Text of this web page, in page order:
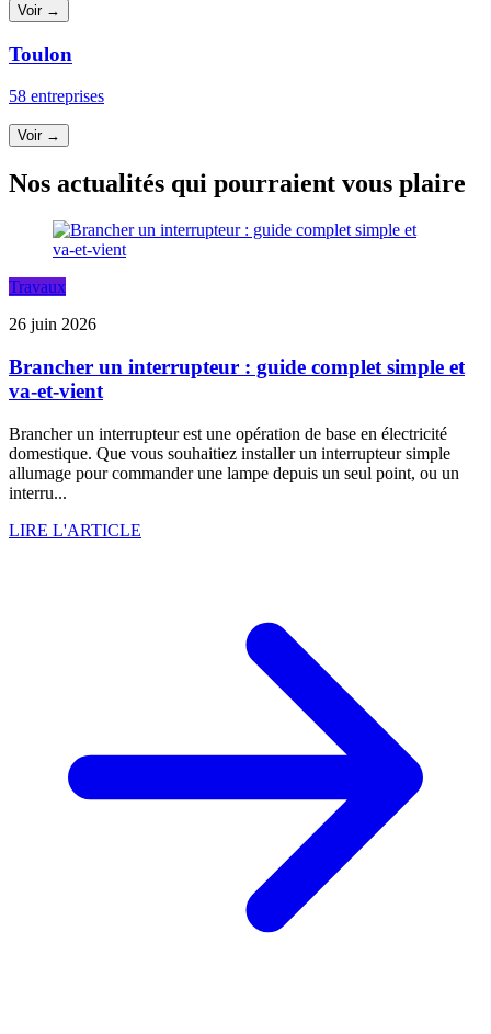
Voir →
Toulon
58 entreprises
Voir →
Nos actualités qui pourraient vous plaire
Travaux
26 juin 2026
Brancher un interrupteur : guide complet simple et
va-et-vient
Brancher un interrupteur est une opération de base en électricité
domestique. Que vous souhaitiez installer un interrupteur simple
allumage pour commander une lampe depuis un seul point, ou un
interru...
LIRE L'ARTICLE